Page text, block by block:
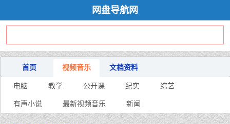
网盘导航网
首页 视频音乐 文档资料
电脑 教学 公开课 纪实 综艺
有声小说 最新视频音乐 新闻